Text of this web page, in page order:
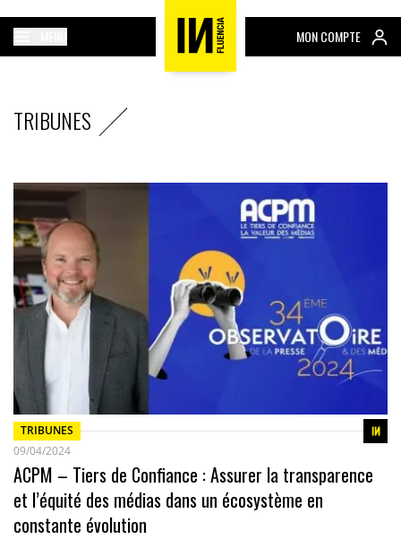
MON COMPTE
TRIBUNES
TRIBUNES
09/04/2024
ACPM – Tiers de Confiance : Assurer la transparence
et l’équité des médias dans un écosystème en
constante évolution